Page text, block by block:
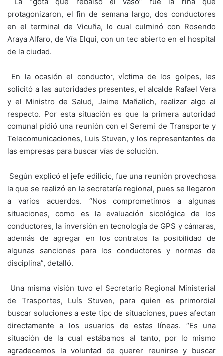
protagonizaron, el fin de semana largo, dos conductores
en el terminal de Vicuña, lo cual culminó con Rosendo
Araya Alfaro, de Vía Elqui, con un tec abierto en el hospital
de la ciudad.
En la ocasión el conductor, víctima de los golpes, les
solicitó a las autoridades presentes, el alcalde Rafael Vera
y el Ministro de Salud, Jaime Mañalich, realizar algo al
respecto. Por esta situación es que la primera autoridad
comunal pidió una reunión con el Seremi de Transporte y
Telecomunicaciones, Luis Stuven, y los representantes de
las empresas para buscar vías de solución.
Según explicó el jefe edilicio, fue una reunión provechosa
la que se realizó en la secretaría regional, pues se llegaron
a varios acuerdos. “Nos comprometimos a algunas
situaciones, como es la evaluación sicológica de los
conductores, la inversión en tecnología de GPS y cámaras,
además de agregar en los contratos la posibilidad de
algunas sanciones para los conductores y normas de
disciplina”, detalló.
Una misma visión tuvo el Secretario Regional Ministerial
de Trasportes, Luís Stuven, para quien es primordial
buscar soluciones a este tipo de situaciones, pues afectan
directamente a los usuarios de estas líneas. “Es una
situación de la cual estábamos al tanto, por lo mismo
agradecemos la voluntad de querer reunirse y buscar